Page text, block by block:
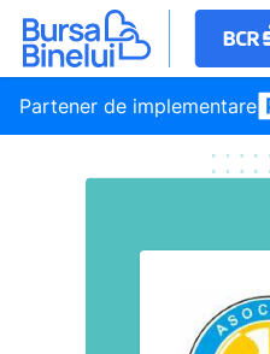
Partener de implementare